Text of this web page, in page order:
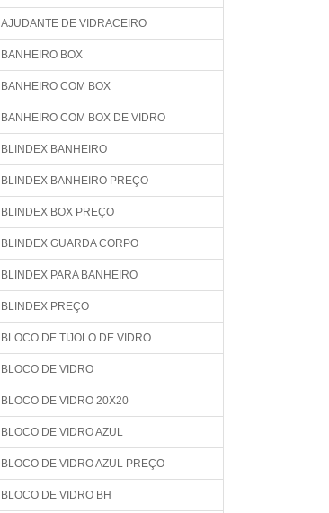
AJUDANTE DE VIDRACEIRO
BANHEIRO BOX
BANHEIRO COM BOX
BANHEIRO COM BOX DE VIDRO
BLINDEX BANHEIRO
BLINDEX BANHEIRO PREÇO
BLINDEX BOX PREÇO
BLINDEX GUARDA CORPO
BLINDEX PARA BANHEIRO
BLINDEX PREÇO
BLOCO DE TIJOLO DE VIDRO
BLOCO DE VIDRO
BLOCO DE VIDRO 20X20
BLOCO DE VIDRO AZUL
BLOCO DE VIDRO AZUL PREÇO
BLOCO DE VIDRO BH